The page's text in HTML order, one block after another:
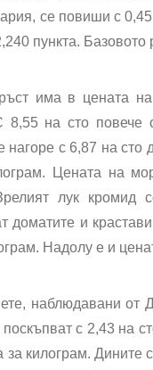
се повиши с
пункта.
има в цената
8,55 на сто повече
нагоре с 6,87 на
Цената на
лук
доматите и
Надолу е и
наблюдавани от
с 2,43 на
за килограм. Дините